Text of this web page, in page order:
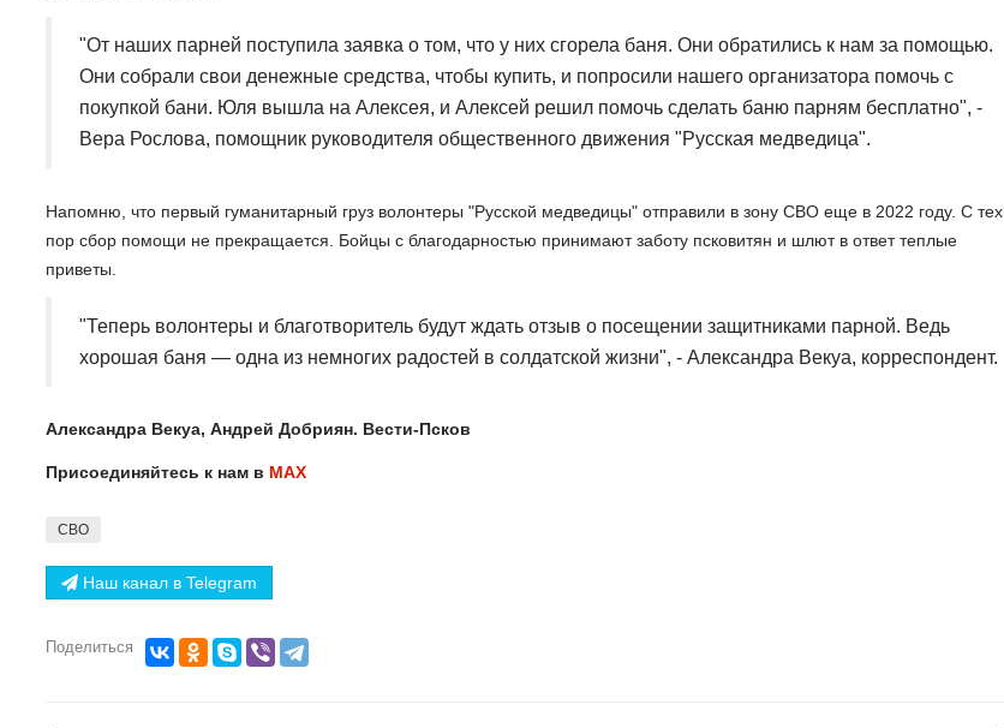
"От наших парней поступила заявка о том, что у них сгорела баня. Они обратились к нам за помощью.
Они собрали свои денежные средства, чтобы купить, и попросили нашего организатора помочь с
покупкой бани. Юля вышла на Алексея, и Алексей решил помочь сделать баню парням бесплатно", -
Вера Рослова, помощник руководителя общественного движения "Русская медведица".
Напомню, что первый гуманитарный груз волонтеры "Русской медведицы" отправили в зону СВО еще в 2022 году. С тех
пор сбор помощи не прекращается. Бойцы с благодарностью принимают заботу псковитян и шлют в ответ теплые
приветы.
"Теперь волонтеры и благотворитель будут ждать отзыв о посещении защитниками парной. Ведь
хорошая баня — одна из немногих радостей в солдатской жизни", - Александра Векуа, корреспондент.
Александра Векуа, Андрей Добриян. Вести-Псков
Присоединяйтесь к нам в МАХ
СВО
Наш канал в Telegram
Поделиться